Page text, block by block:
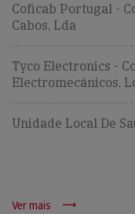
Coficab Portugal -
Cabos, Lda
Tyco Electronics -
Electromecânicos,
Unidade Local De
Ver mais